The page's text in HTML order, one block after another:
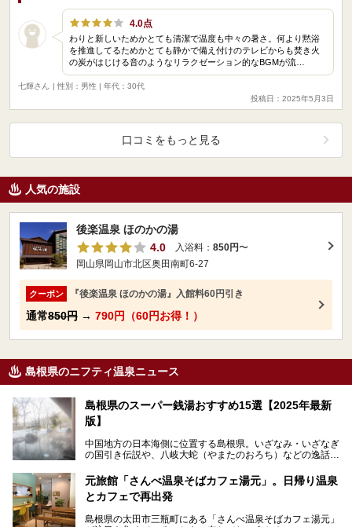
4.0点
わりと新しいためかとても清潔で温度も中々の暑さ。何より黙浴
を推進してるためかとても静かで備え付けのテレビからも焚き火
の炭がはじける音のようなリラクゼーション的なBGMが流…
七輝さん
| 性別：男性 | 年代：30代
投稿日：2025年5月3日
口コミをもっと見る
人気の施設
後楽温泉 ほのかの湯
4.0
入浴料： 850円〜
岡山県岡山市北区奥田南町6-27
クーポン 『後楽温泉 ほのかの湯』入館料60円引き
通常850円 → 790円（60円お得！）
島根県のニフティ温泉ニュース
島根県のスーパー銭湯おすすめ15選【2025年最新
版】
中国地方の日本海側に位置する島根県。いざなみ・いざなぎ
の国引き伝説や、八岐大蛇（やまたのおろち）などの逸話が
の参拝客が訪れます。「出雲縁結び空港」への直行便なら、
首都圏からでも実は2時間圏内で到着できるアクセスも魅力
です。
市）など、古くから知られる温泉郷が多くあります。ゆった
元旅館「さんべ温泉そばカフェ湯元」。日帰り温泉
とカフェで再出発
島根県の太田市三瓶町にある「さんべ温泉そばカフェ湯元」